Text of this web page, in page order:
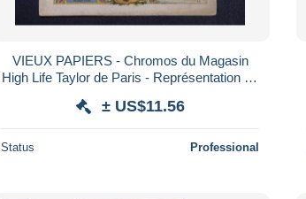
VIEUX PAPIERS - Chromos du Magasin
High Life Taylor de Paris - Représentation de
± US$11.56
Status Professional